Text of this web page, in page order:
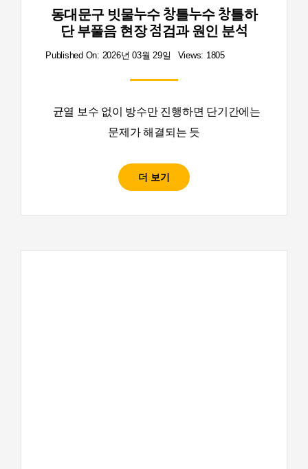
동대문구 빗물누수 창틀누수 창틀하
단 부풀음 현장 점검과 원인 분석
Published On: 2026년 03월 29일 Views: 1805
균열 보수 없이 방수만 진행하면 단기간에는
문제가 해결되는 듯
더 보기